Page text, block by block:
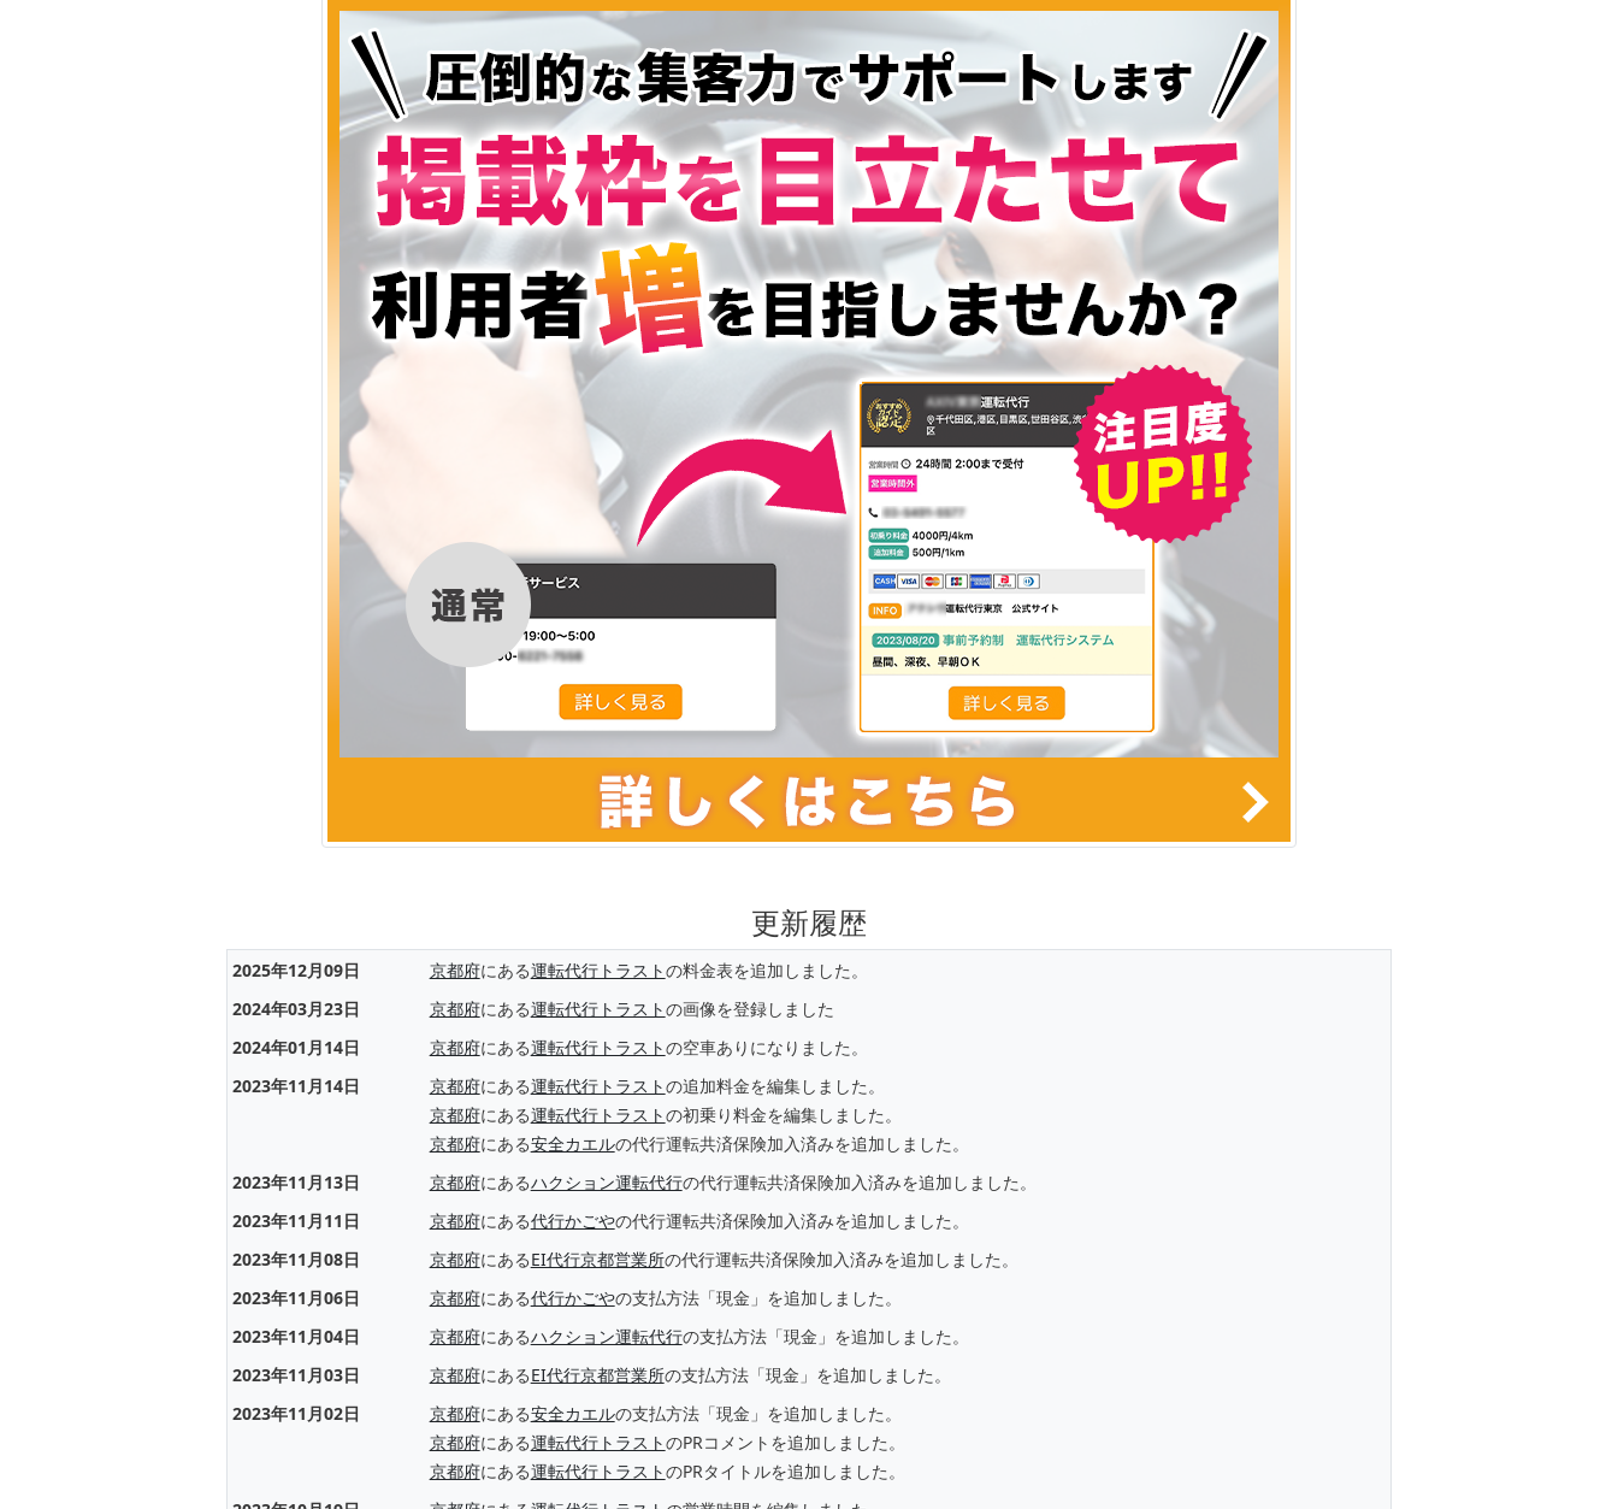
更新履歴
2025年12月09日 京都府にある運転代行トラストの料金表を追加しました。
2024年03月23日
京都府にある運転代行トラストの画像を登録しました
2024年01月14日
京都府にある運転代行トラストの空車ありになりました。
2023年11月14日
京都府にある運転代行トラストの追加料金を編集しました。
京都府にある運転代行トラストの初乗り料金を編集しました。
京都府にある安全カエルの代行運転共済保険加入済みを追加しました。
2023年11月13日
京都府にあるハクション運転代行の代行運転共済保険加入済みを追加しました。
2023年11月11日
京都府にある代行かごやの代行運転共済保険加入済みを追加しました。
2023年11月08日
京都府にあるEI代行京都営業所の代行運転共済保険加入済みを追加しました。
2023年11月06日
京都府にある代行かごやの支払方法「現金」を追加しました。
2023年11月04日
京都府にあるハクション運転代行の支払方法「現金」を追加しました。
2023年11月03日
京都府にあるEI代行京都営業所の支払方法「現金」を追加しました。
2023年11月02日
京都府にある安全カエルの支払方法「現金」を追加しました。
京都府にある運転代行トラストのPRコメントを追加しました。
京都府にある運転代行トラストのPRタイトルを追加しました。